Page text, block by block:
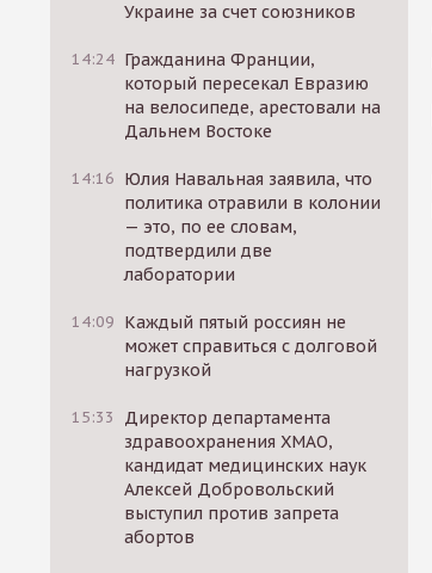
Украине за счет союзников
14:24 Гражданина Франции,
который пересекал Евразию
на велосипеде, арестовали на
Дальнем Востоке
14:16 Юлия Навальная заявила, что
политика отравили в колонии
— это, по ее словам,
подтвердили две
лаборатории
14:09 Каждый пятый россиян не
может справиться с долговой
нагрузкой
15:33
Директор департамента
здравоохранения ХМАО,
кандидат медицинских наук
Алексей Добровольский
выступил против запрета
абортов